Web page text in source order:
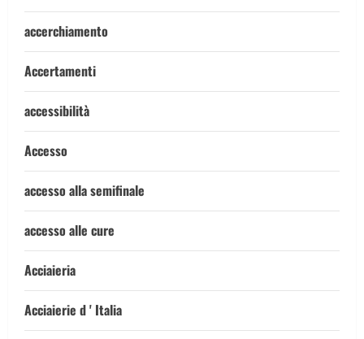
accerchiamento
Accertamenti
accessibilità
Accesso
accesso alla semifinale
accesso alle cure
Acciaieria
Acciaierie d ' Italia